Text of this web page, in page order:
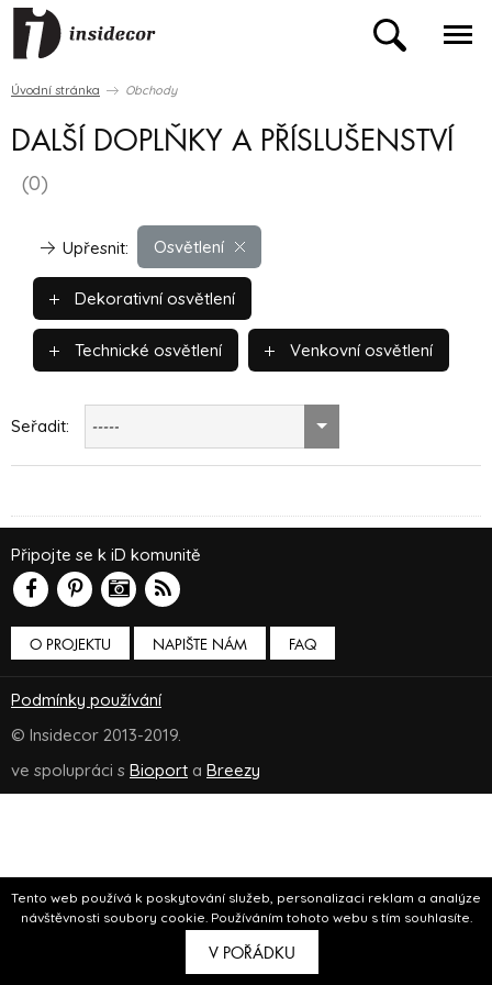
Tento web používá k poskytování služeb, personalizaci reklam a analýze
návštěvnosti soubory cookie. Používáním tohoto webu s tím souhlasíte.
V POŘÁDKU
Úvodní stránka Obchody
DALŠÍ DOPLŇKY A PŘÍSLUŠENSTVÍ
(0)
Osvětlení
Upřesnit:
Dekorativní osvětlení
Technické osvětlení Venkovní osvětlení
Seřadit: -----
O PROJEKTU NAPIŠTE NÁM
Připojte se k iD komunitě
FAQ
Podmínky používání
© Insidecor 2013-2019.
ve spolupráci s Bioport a Breezy